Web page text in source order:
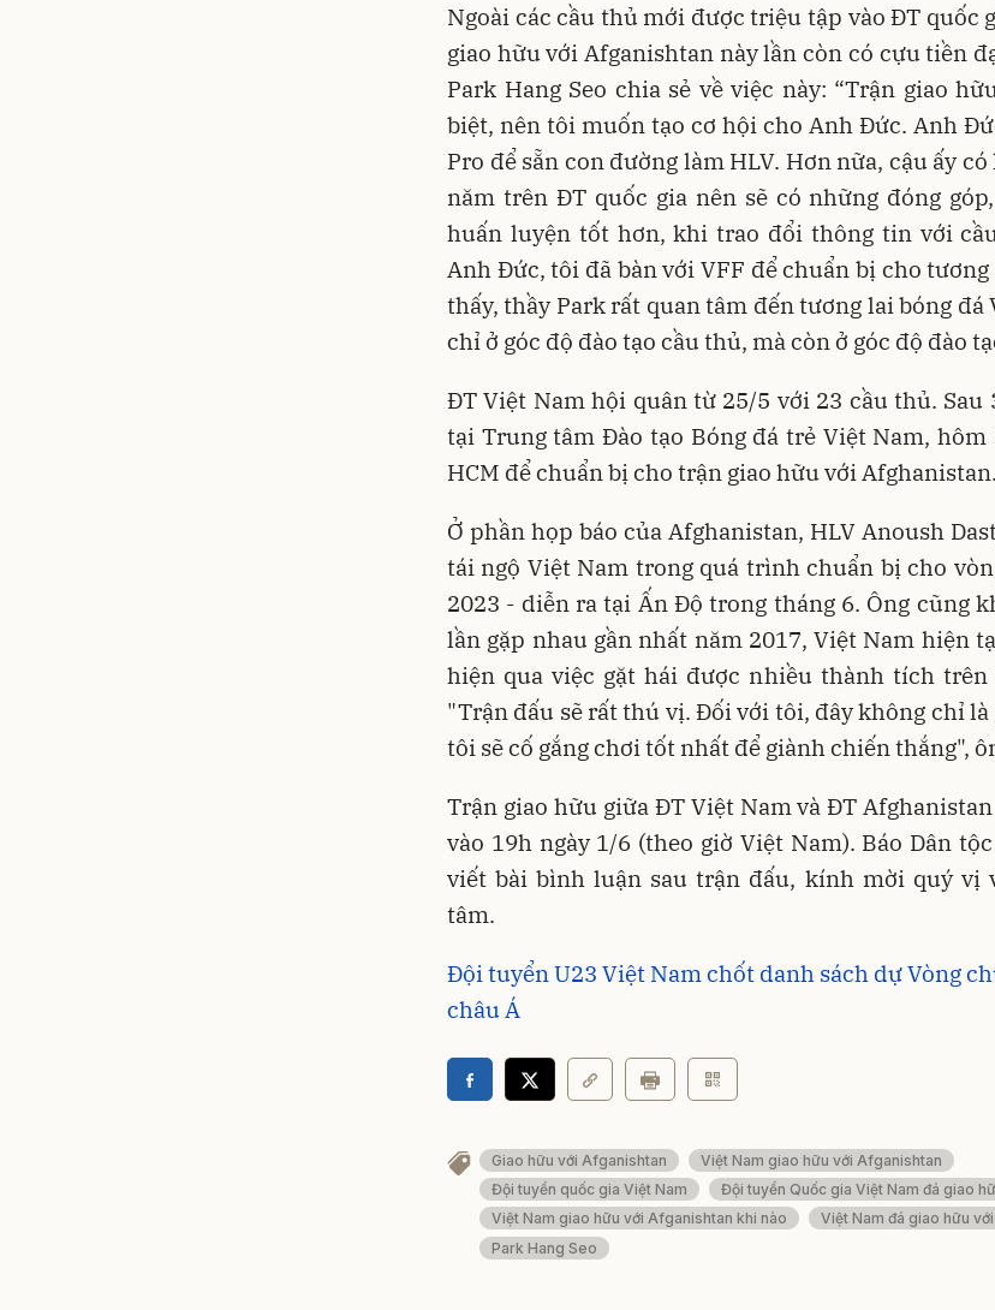
Ngoài các cầu thủ mới được triệu tập vào ĐT quốc
giao hữu với Afganishtan này lần còn có cựu tiền
Park Hang Seo chia sẻ về việc này: “Trận giao
biệt, nên tôi muốn tạo cơ hội cho Anh Đức. Anh
Pro để sẵn con đường làm HLV. Hơn nữa, cậu ấy
năm trên ĐT quốc gia nên sẽ có những đóng
huấn luyện tốt hơn, khi trao đổi thông tin với
Anh Đức, tôi đã bàn với VFF để chuẩn bị cho
thấy, thầy Park rất quan tâm đến tương lai bóng đá
chỉ ở góc độ đào tạo cầu thủ, mà còn ở góc độ đào
ĐT Việt Nam hội quân từ 25/5 với 23 cầu thủ. Sau
tại Trung tâm Đào tạo Bóng đá trẻ Việt Nam, hôm
HCM để chuẩn bị cho trận giao hữu với Afghanistan.
Ở phần họp báo của Afghanistan, HLV Anoush
tái ngộ Việt Nam trong quá trình chuẩn bị cho
2023 - diễn ra tại Ấn Độ trong tháng 6. Ông cũng
lần gặp nhau gần nhất năm 2017, Việt Nam hiện
hiện qua việc gặt hái được nhiều thành tích trên
"Trận đấu sẽ rất thú vị. Đối với tôi, đây không chỉ là
tôi sẽ cố gắng chơi tốt nhất để giành chiến thắng",
Trận giao hữu giữa ĐT Việt Nam và ĐT
vào 19h ngày 1/6 (theo giờ Việt Nam). Báo Dân
viết bài bình luận sau trận đấu, kính mời quý vị
tâm.
Đội tuyển U23 Việt Nam chốt danh sách dự Vòng
châu Á
Giao hữu với Afganishtan
Việt Nam giao hữu với Afganishtan
Đội tuyển quốc gia Việt Nam
Đội tuyển Quốc gia Việt Nam đá giao
Việt Nam giao hữu với Afganishtan khi nào
Việt Nam đá giao hữu
Park Hang Seo